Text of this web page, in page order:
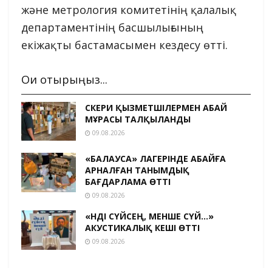
және метрология комитетінің қалалық
департаментінің басшылығының
екіжақты бастамасымен кездесу өтті.
Оқи отырыңыз...
ӘСКЕРИ ҚЫЗМЕТШІЛЕРМЕН АБАЙ
МҰРАСЫ ТАЛҚЫЛАНДЫ
09.08.2026
«БАЛАУСА» ЛАГЕРІНДЕ АБАЙҒА
АРНАЛҒАН ТАНЫМДЫҚ
БАҒДАРЛАМА ӨТТІ
09.08.2026
«ӘНДІ СҮЙСЕҢ, МЕНШЕ СҮЙ…»
АКУСТИКАЛЫҚ КЕШІ ӨТТІ
09.08.2026